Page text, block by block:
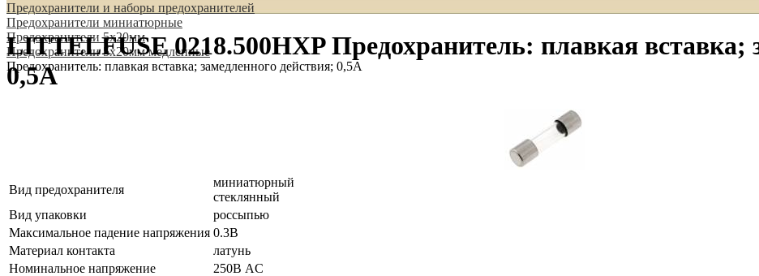
Предохранители и наборы предохранителей
Предохранители миниатюрные
Предохранители 5x20мм
Предохранители 5x20мм медленные
Предохранитель: плавкая вставка; замедленного действия; 0,5А
LITTELFUSE 0218.500HXP Предохранитель: плавкая вставка;
0,5А
Вид предохранителя
миниатюрный
стеклянный
Вид упаковки
россыпью
Максимальное падение напряжения 0.3В
Материал контакта
латунь
Номинальное напряжение
250В AC